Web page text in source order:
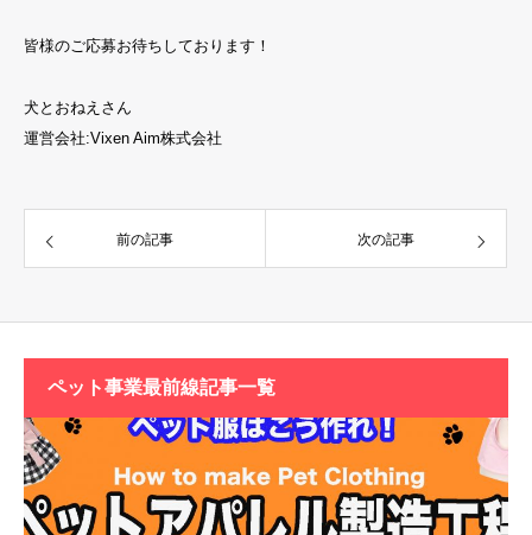
皆様のご応募お待ちしております！
犬とおねえさん
運営会社:Vixen Aim株式会社
前の記事 次の記事
ペット事業最前線記事一覧